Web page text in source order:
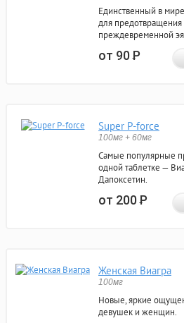
Единственный в
для предотвращения
преждевременной
от 90Р
Super P-force
100мг + 60мг
Самые популярные
одной таблетке —
Дапоксетин.
от 200Р
Женская Виагра
100мг
Новые, яркие
девушек и женщин.